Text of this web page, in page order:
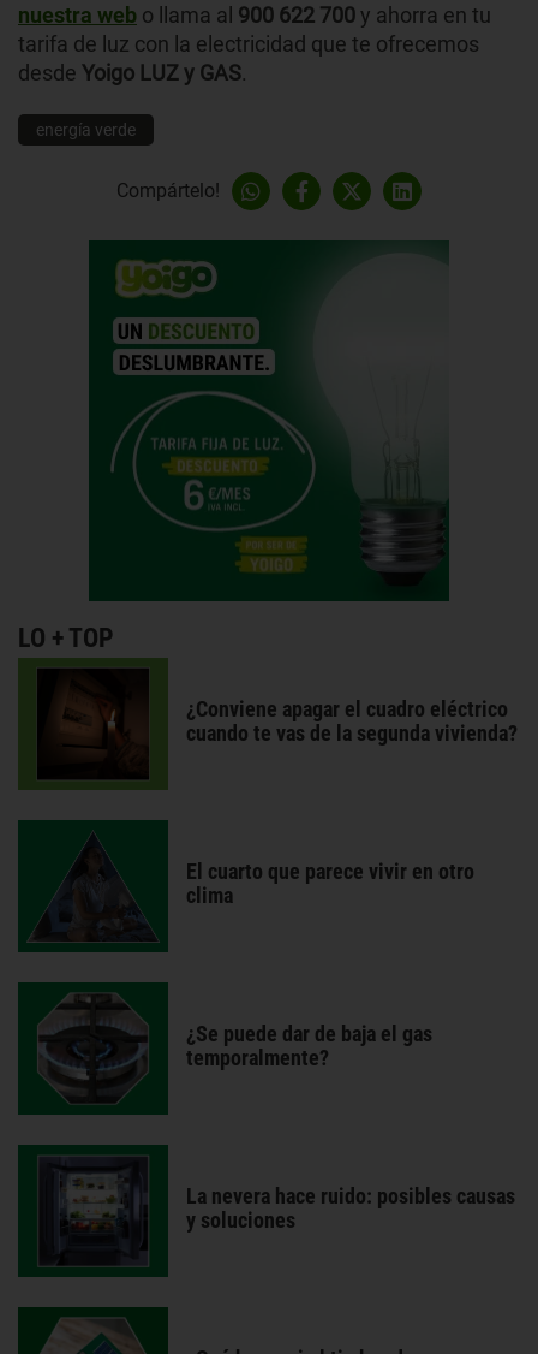
nuestra web o llama al 900 622 700y ahorra en tu
tarifa de luz con la electricidad que te ofrecemos
desde Yoigo LUZ y GAS.
energía verde
Compártelo!
LO + TOP
¿Conviene apagar el cuadro eléctrico
cuando te vas de la segunda vivienda?
El cuarto que parece vivir en otro
clima
¿Se puede dar de baja el gas
temporalmente?
La nevera hace ruido: posibles causas
y soluciones